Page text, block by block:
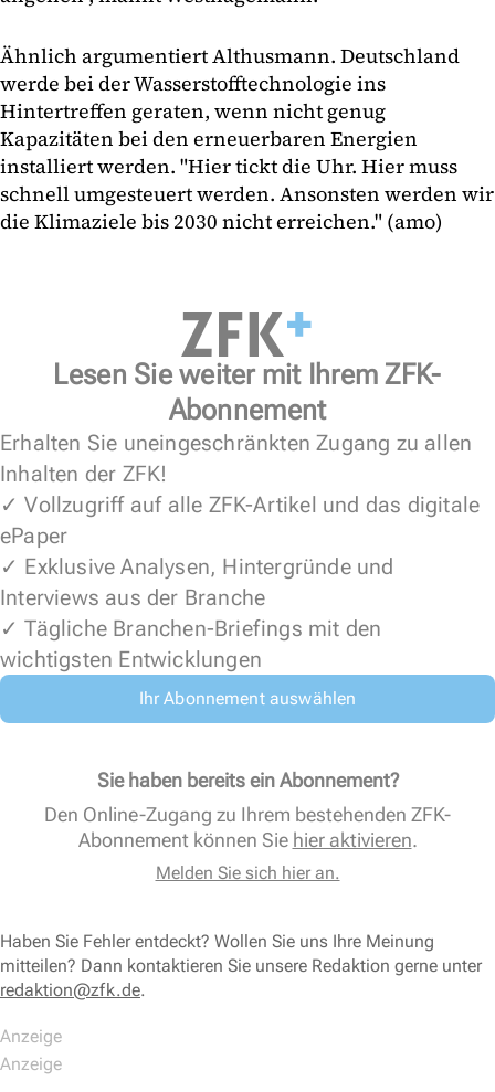
Ähnlich argumentiert Althusmann. Deutschland
werde bei der Wasserstofftechnologie ins
Hintertreffen geraten, wenn nicht genug
Kapazitäten bei den erneuerbaren Energien
installiert werden. "Hier tickt die Uhr. Hier muss
schnell umgesteuert werden. Ansonsten werden wir
die Klimaziele bis 2030 nicht erreichen." (amo)
Lesen Sie weiter mit Ihrem ZFK-
Abonnement
Erhalten Sie uneingeschränkten Zugang zu allen
Inhalten der ZFK!
✓ Vollzugriff auf alle ZFK-Artikel und das digitale
ePaper
✓ Exklusive Analysen, Hintergründe und
Interviews aus der Branche
✓ Tägliche Branchen-Briefings mit den
wichtigsten Entwicklungen
Ihr Abonnement auswählen
Sie haben bereits ein Abonnement?
Den Online-Zugang zu Ihrem bestehenden ZFK-
Abonnement können Sie hier aktivieren.
Melden Sie sich hier an.
Haben Sie Fehler entdeckt? Wollen Sie uns Ihre Meinung
mitteilen? Dann kontaktieren Sie unsere Redaktion gerne unter
redaktion@zfk.de.